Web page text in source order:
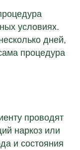
условиях.
дней,
процедура
проводят
наркоз или
и состояния